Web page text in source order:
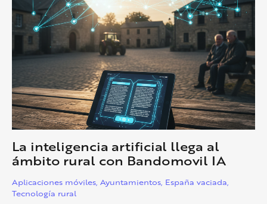
La inteligencia artificial llega al
ámbito rural con Bandomovil IA
Aplicaciones móviles, Ayuntamientos, España vaciada,
Tecnología rural